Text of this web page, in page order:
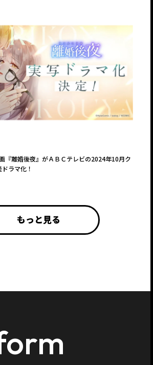
『離婚後夜』がＡＢＣテレビの2024年10月ク
ラマ化！
もっと見る